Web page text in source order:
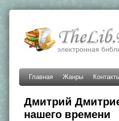
Главная Жанры
Дмитрий
нашего времени